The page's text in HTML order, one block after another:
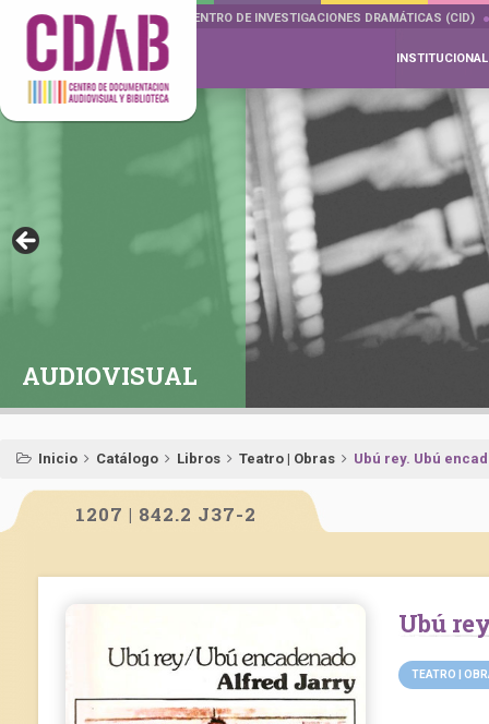
DOCUMENTA DRAMÁTICAS CENTRO DE INVESTIGACIONES DRAMÁTICAS (CID)
INSTITUCIONAL
AUDIOVISUAL
Inicio Catálogo Libros Teatro | Obras Ubú rey. Ubú
1207 | 842.2 J37-2
Ubú
TEATRO |